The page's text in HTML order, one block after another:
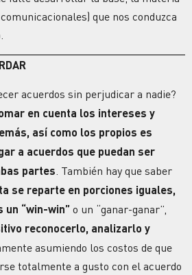
que nos conduzca
acuerdos sin perjudicar a nadie?
en cuenta los intereses y
así como los propios es
a acuerdos que puedan ser
partes . También hay que saber
se reparte en porciones iguales,
un “win-win” o un “ganar-ganar”,
reconocerlo, analizarlo y
asumiendo los costos de que
totalmente a gusto con el acuerdo